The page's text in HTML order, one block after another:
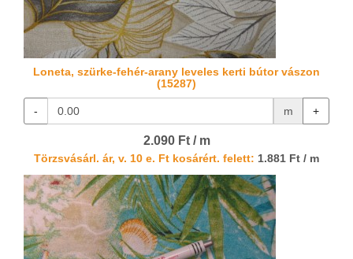
Loneta, szürke-fehér-arany leveles kerti bútor vászon
(15287)
- m +
2.090 Ft / m
Törzsvásárl. ár, v. 10 e. Ft kosárért. felett: 1.881 Ft / m